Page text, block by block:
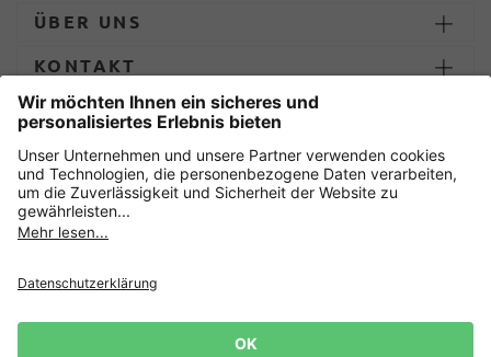
ÜBER UNS
KONTAKT
ZAHLUNG UND LIEFERUNG
Sicher einkaufen mit
Impressum